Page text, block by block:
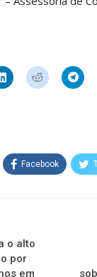
Clique
para
Clique
para
Facebook
o alto
por
em